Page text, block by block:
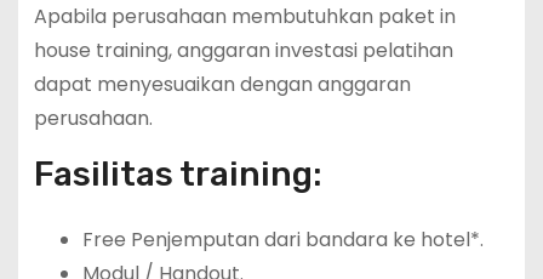
Apabila perusahaan membutuhkan paket in
house training, anggaran investasi pelatihan
dapat menyesuaikan dengan anggaran
perusahaan.
Fasilitas training:
Free Penjemputan dari bandara ke hotel*.
Modul / Handout.